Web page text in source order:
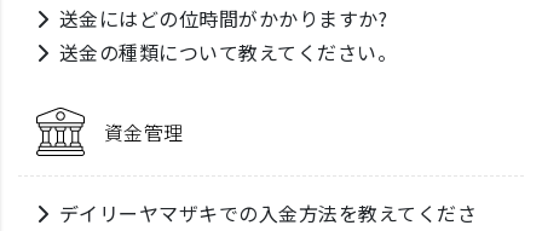
送金にはどの位時間がかかりますか?
送金の種類について教えてください。
資金管理
デイリーヤマザキでの入金方法を教えてくださ